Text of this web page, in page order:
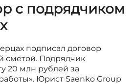
с подрядчиком
подписал договор
сметой. Подрядчик
20 млн рублей за
Юрист Saenko Group